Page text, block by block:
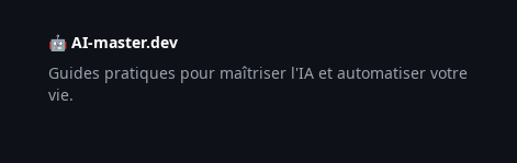
🤖 AI-master.dev
Guides pratiques pour maîtriser l'IA et automatiser votre
vie.